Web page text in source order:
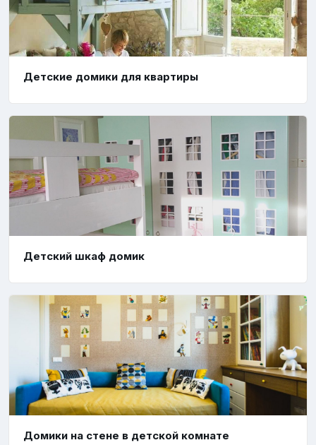
Детские домики для квартиры
Детский шкаф домик
Домики на стене в детской комнате